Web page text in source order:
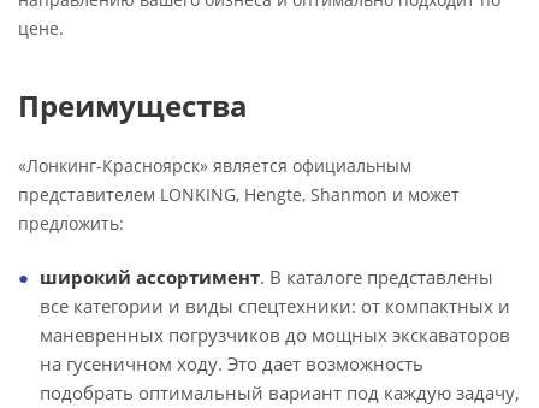
цене.
Преимущества
«Лонкинг-Красноярск» является официальным
представителем LONKING, Hengte, Shanmon и может
предложить:
широкий ассортимент. В каталоге представлены
все категории и виды спецтехники: от компактных и
маневренных погрузчиков до мощных экскаваторов
на гусеничном ходу. Это дает возможность
подобрать оптимальный вариант под каждую задачу,